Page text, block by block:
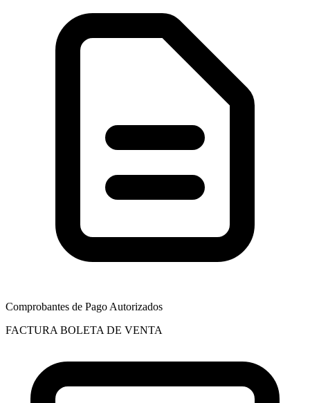
Comprobantes de Pago Autorizados
FACTURA BOLETA DE VENTA